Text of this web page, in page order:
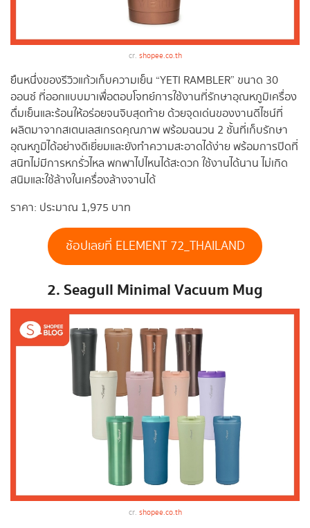
cr. shopee.co.th
ยืนหนึ่งของรีวิวแก้วเก็บความเย็น “YETI RAMBLER” ขนาด 30
ออนซ์ ที่ออกแบบมาเพื่อตอบโจทย์การใช้งานที่รักษาอุณหภูมิเครื่อง
ดื่มเย็นและร้อนให้อร่อยจนจิบสุดท้าย ด้วยจุดเด่นของงานดีไซน์ที่
ผลิตมาจากสเตนเลสเกรดคุณภาพ พร้อมฉนวน 2 ชั้นที่เก็บรักษา
อุณหภูมิได้อย่างดีเยี่ยมและยังทำความสะอาดได้ง่าย พร้อมการปิดที่
สนิทไม่มีการหกรั่วไหล พกพาไปไหนได้สะดวก ใช้งานได้นาน ไม่เกิด
สนิมและใช้ล้างในเครื่องล้างจานได้
ราคา: ประมาณ 1,975 บาท
ช้อปเลยที่ ELEMENT 72_THAILAND
2. Seagull Minimal Vacuum Mug
cr. shopee.co.th